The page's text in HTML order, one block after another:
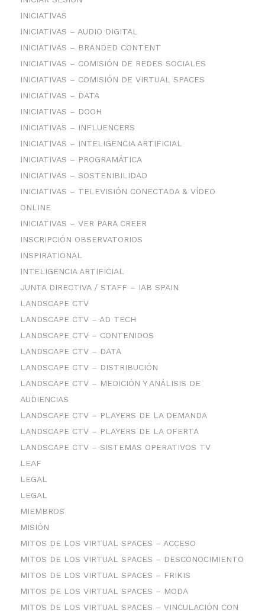
INICIATIVAS
INICIATIVAS – AUDIO DIGITAL
INICIATIVAS – BRANDED CONTENT
INICIATIVAS – COMISIÓN DE REDES SOCIALES
INICIATIVAS – COMISIÓN DE VIRTUAL SPACES
INICIATIVAS – DATA
INICIATIVAS – DOOH
INICIATIVAS – INFLUENCERS
INICIATIVAS – INTELIGENCIA ARTIFICIAL
INICIATIVAS – PROGRAMÁTICA
INICIATIVAS – SOSTENIBILIDAD
INICIATIVAS – TELEVISIÓN CONECTADA & VÍDEO
ONLINE
INICIATIVAS – VER PARA CREER
INSCRIPCIÓN OBSERVATORIOS
INSPIRATIONAL
INTELIGENCIA ARTIFICIAL
JUNTA DIRECTIVA / STAFF – IAB SPAIN
LANDSCAPE CTV
LANDSCAPE CTV – AD TECH
LANDSCAPE CTV – CONTENIDOS
LANDSCAPE CTV – DATA
LANDSCAPE CTV – DISTRIBUCIÓN
LANDSCAPE CTV – MEDICIÓN Y ANÁLISIS DE
AUDIENCIAS
LANDSCAPE CTV – PLAYERS DE LA DEMANDA
LANDSCAPE CTV – PLAYERS DE LA OFERTA
LANDSCAPE CTV – SISTEMAS OPERATIVOS TV
LEAF
LEGAL
LEGAL
MIEMBROS
MISIÓN
MITOS DE LOS VIRTUAL SPACES – ACCESO
MITOS DE LOS VIRTUAL SPACES – DESCONOCIMIENTO
MITOS DE LOS VIRTUAL SPACES – FRIKIS
MITOS DE LOS VIRTUAL SPACES – MODA
MITOS DE LOS VIRTUAL SPACES – VINCULACIÓN CON